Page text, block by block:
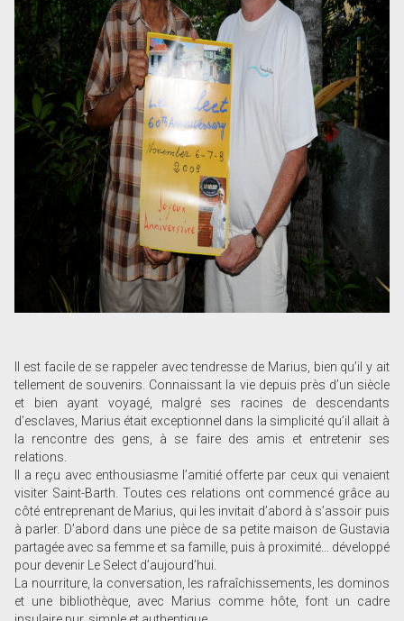
Il est facile de se rappeler avec tendresse de Marius, bien qu’il y ait
tellement de souvenirs. Connaissant la vie depuis près d’un siècle
et bien ayant voyagé, malgré ses racines de descendants
d’esclaves, Marius était exceptionnel dans la simplicité qu’il allait à
la rencontre des gens, à se faire des amis et entretenir ses
relations.
Il a reçu avec enthousiasme l’amitié offerte par ceux qui venaient
visiter Saint-Barth. Toutes ces relations ont commencé grâce au
côté entreprenant de Marius, qui les invitait d’abord à s’assoir puis
à parler. D’abord dans une pièce de sa petite maison de Gustavia
partagée avec sa femme et sa famille, puis à proximité... développé
pour devenir Le Select d’aujourd’hui.
La nourriture, la conversation, les rafraîchissements, les dominos
et une bibliothèque, avec Marius comme hôte, font un cadre